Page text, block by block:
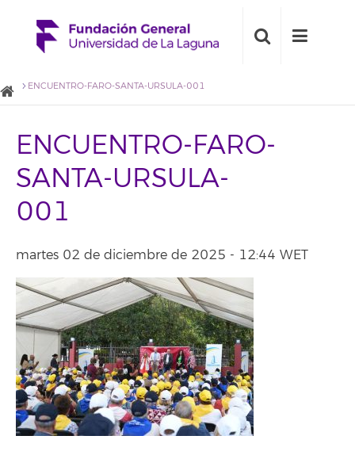
ENCUENTRO-FARO-SANTA-URSULA-001
ENCUENTRO-FARO-
SANTA-URSULA-
001
martes 02 de diciembre de 2025 - 12:44 WET